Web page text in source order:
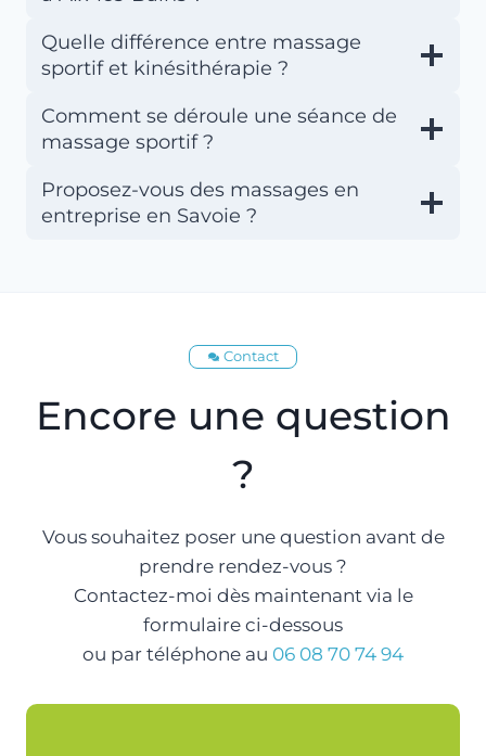
Quelle différence entre massage
sportif et kinésithérapie ?
Comment se déroule une séance de
massage sportif ?
Proposez-vous des massages en
entreprise en Savoie ?
Contact
Encore une question
?
Vous souhaitez poser une question avant de
prendre rendez-vous ?
Contactez-moi dès maintenant via le
formulaire ci-dessous
ou par téléphone au 06 08 70 74 94